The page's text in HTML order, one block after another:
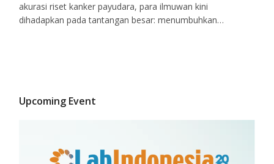
akurasi riset kanker payudara, para ilmuwan kini
dihadapkan pada tantangan besar: menumbuhkan…
Upcoming Event